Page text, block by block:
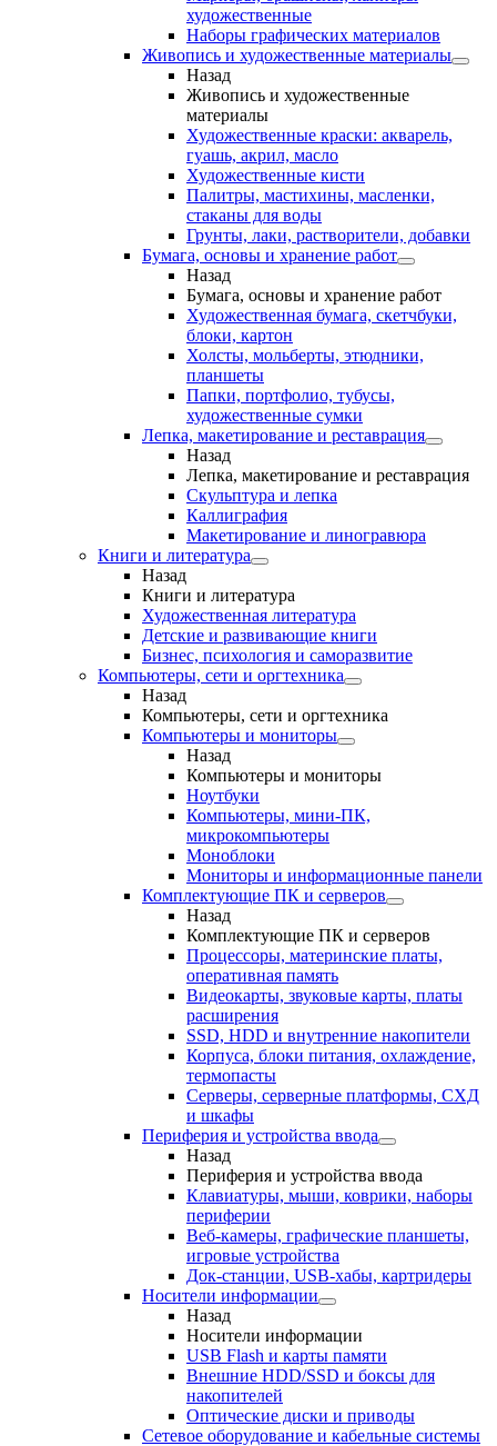
художественные
Наборы графических материалов
Живопись и художественные материалы
Назад
Живопись и художественные
материалы
Художественные краски: акварель,
гуашь, акрил, масло
Художественные кисти
Палитры, мастихины, масленки,
стаканы для воды
Грунты, лаки, растворители, добавки
Бумага, основы и хранение работ
Назад
Бумага, основы и хранение работ
Художественная бумага, скетчбуки,
блоки, картон
Холсты, мольберты, этюдники,
планшеты
Папки, портфолио, тубусы,
художественные сумки
Лепка, макетирование и реставрация
Назад
Лепка, макетирование и реставрация
Скульптура и лепка
Каллиграфия
Макетирование и линогравюра
Книги и литература
Назад
Книги и литература
Художественная литература
Детские и развивающие книги
Бизнес, психология и саморазвитие
Компьютеры, сети и оргтехника
Назад
Компьютеры, сети и оргтехника
Компьютеры и мониторы
Назад
Компьютеры и мониторы
Ноутбуки
Компьютеры, мини-ПК,
микрокомпьютеры
Моноблоки
Мониторы и информационные панели
Комплектующие ПК и серверов
Назад
Комплектующие ПК и серверов
Процессоры, материнские платы,
оперативная память
Видеокарты, звуковые карты, платы
расширения
SSD, HDD и внутренние накопители
Корпуса, блоки питания, охлаждение,
термопасты
Серверы, серверные платформы, СХД
и шкафы
Периферия и устройства ввода
Назад
Периферия и устройства ввода
Клавиатуры, мыши, коврики, наборы
периферии
Веб-камеры, графические планшеты,
игровые устройства
Док-станции, USB-хабы, картридеры
Носители информации
Назад
Носители информации
USB Flash и карты памяти
Внешние HDD/SSD и боксы для
накопителей
Оптические диски и приводы
Сетевое оборудование и кабельные системы